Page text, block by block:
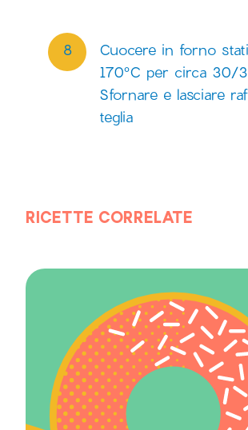
Cuocere in forno
170°C per circa 30/
Sfornare e lasciare
teglia
RICETTE CORRELATE